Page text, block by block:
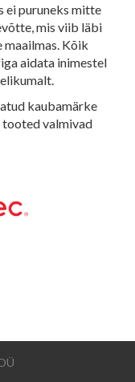
ei puruneks mitte
mis viib läbi
Kõik
aidata inimestel
kaubamärke
tooted valmivad